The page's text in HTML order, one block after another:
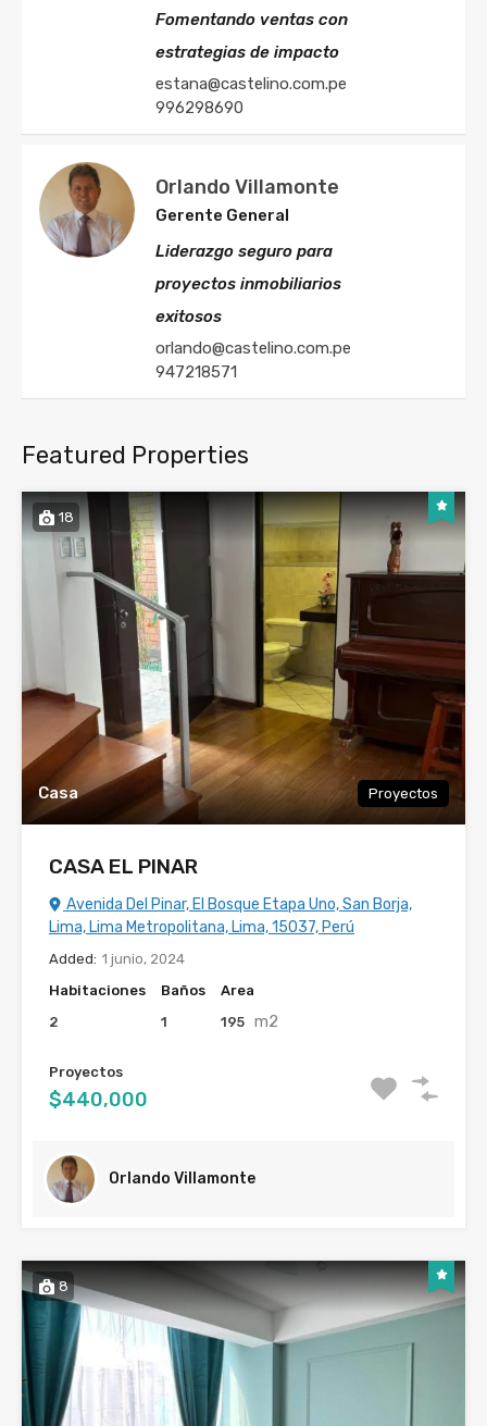
Orlando Villamonte
Gerente General
Liderazgo seguro para
proyectos inmobiliarios
exitosos
orlando@castelino.com.pe
947218571
Fomentando ventas con
estrategias de impacto
estana@castelino.com.pe
996298690
Featured Properties
18
Casa Proyectos
CASA EL PINAR
Avenida Del Pinar, El Bosque Etapa Uno, San Borja,
Lima, Lima Metropolitana, Lima, 15037, Perú
Added: 1 junio, 2024
Habitaciones
2
Baños
1
Area
195 m2
Proyectos
$440,000
Orlando Villamonte
8